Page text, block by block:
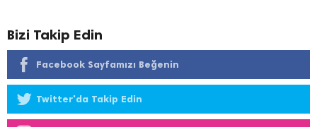
Bizi Takip Edin
Facebook Sayfamızı Beğenin
Twitter'da Takip Edin